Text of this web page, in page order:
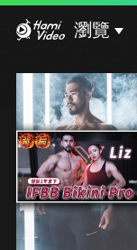
瀏覽